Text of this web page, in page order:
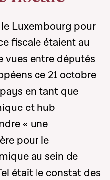
Luxembourg pour
fiscale étaient au
vues entre députés
ce 21 octobre
en tant que
et hub
« une
pour le
au sein de
était le constat des